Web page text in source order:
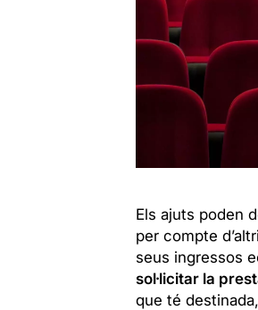
Els ajuts poden
per compte
seus ingressos
sol·licitar la
que té